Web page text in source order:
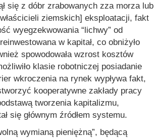
się z dóbr zrabowanych zza morza lub
ziemskich] eksploatacji, fakt
wyegzekwowania “lichwy” od
w kapitał, co obniżyło
spowodowała wzrost kosztów
klasie robotniczej posiadanie
wkroczenia na rynek wypływa fakt,
kooperatywne zakłady pracy
tworzenia kapitalizmu,
się głównym źródłem systemu.
wymianą pieniężną”, będącą